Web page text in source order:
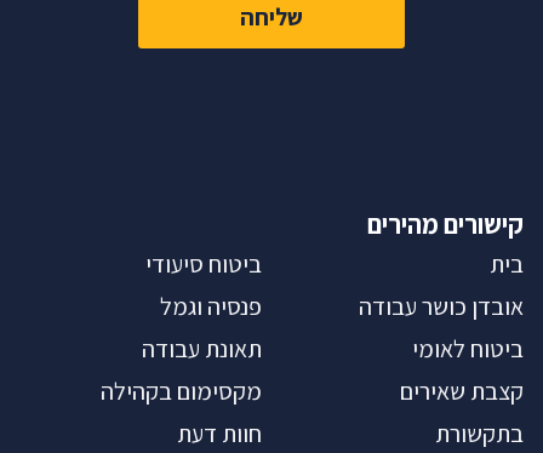
שליחה
קישורים מהירים
בית
ביטוח סיעודי
אובדן כושר עבודה
פנסיה וגמל
ביטוח לאומי
תאונת עבודה
קצבת שאירים
מקסימום בקהילה
בתקשורת
חוות דעת